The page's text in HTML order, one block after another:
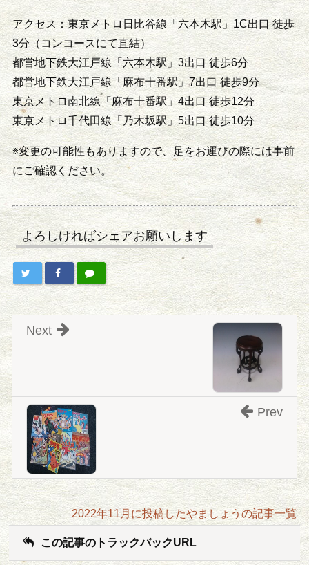
アクセス：東京メトロ日比谷線「六本木駅」1C出口 徒歩
3分（コンコースにて直結）
都営地下鉄大江戸線「六本木駅」3出口 徒歩6分
都営地下鉄大江戸線「麻布十番駅」7出口 徒歩9分
東京メトロ南北線「麻布十番駅」4出口 徒歩12分
東京メトロ千代田線「乃木坂駅」5出口 徒歩10分
※変更の可能性もありますので、足をお運びの際には事前
にご確認ください。
よろしければシェアお願いします
Next
Prev
2022年11月に投稿したやましょうの記事一覧
この記事のトラックバックURL